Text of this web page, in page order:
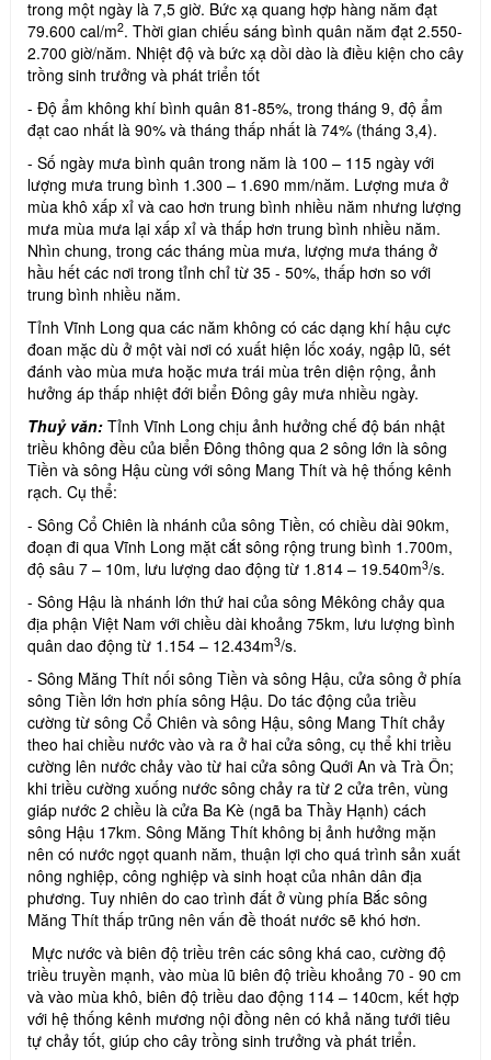
trong một ngày là 7,5 giờ. Bức xạ quang hợp hàng năm đạt
79.600 cal/m2. Thời gian chiếu sáng bình quân năm đạt 2.550-
2.700 giờ/năm. Nhiệt độ và bức xạ dồi dào là điều kiện cho cây
trồng sinh trưởng và phát triển tốt
- Độ ẩm không khí bình quân 81-85%, trong tháng 9, độ ẩm
đạt cao nhất là 90% và tháng thấp nhất là 74% (tháng 3,4).
- Số ngày mưa bình quân trong năm là 100 – 115 ngày với
lượng mưa trung bình 1.300 – 1.690 mm/năm. Lượng mưa ở
mùa khô xấp xỉ và cao hơn trung bình nhiều năm nhưng lượng
mưa mùa mưa lại xấp xỉ và thấp hơn trung bình nhiều năm.
Nhìn chung, trong các tháng mùa mưa, lượng mưa tháng ở
hầu hết các nơi trong tỉnh chỉ từ 35 - 50%, thấp hơn so với
trung bình nhiều năm.
Tỉnh Vĩnh Long qua các năm không có các dạng khí hậu cực
đoan mặc dù ở một vài nơi có xuất hiện lốc xoáy, ngập lũ, sét
đánh vào mùa mưa hoặc mưa trái mùa trên diện rộng, ảnh
hưởng áp thấp nhiệt đới biển Đông gây mưa nhiều ngày.
Thuỷ văn: Tỉnh Vĩnh Long chịu ảnh hưởng chế độ bán nhật
triều không đều của biển Đông thông qua 2 sông lớn là sông
Tiền và sông Hậu cùng với sông Mang Thít và hệ thống kênh
rạch. Cụ thể:
- Sông Cổ Chiên là nhánh của sông Tiền, có chiều dài 90km,
đoạn đi qua Vĩnh Long mặt cắt sông rộng trung bình 1.700m,
độ sâu 7 – 10m, lưu lượng dao động từ 1.814 – 19.540m3/s.
- Sông Hậu là nhánh lớn thứ hai của sông Mêkông chảy qua
địa phận Việt Nam với chiều dài khoảng 75km, lưu lượng bình
quân dao động từ 1.154 – 12.434m3/s.
- Sông Măng Thít nối sông Tiền và sông Hậu, cửa sông ở phía
sông Tiền lớn hơn phía sông Hậu. Do tác động của triều
cường từ sông Cổ Chiên và sông Hậu, sông Mang Thít chảy
theo hai chiều nước vào và ra ở hai cửa sông, cụ thể khi triều
cường lên nước chảy vào từ hai cửa sông Quới An và Trà Ôn;
khi triều cường xuống nước sông chảy ra từ 2 cửa trên, vùng
giáp nước 2 chiều là cửa Ba Kè (ngã ba Thầy Hạnh) cách
sông Hậu 17km. Sông Măng Thít không bị ảnh hưởng mặn
nên có nước ngọt quanh năm, thuận lợi cho quá trình sản xuất
nông nghiệp, công nghiệp và sinh hoạt của nhân dân địa
phương. Tuy nhiên do cao trình đất ở vùng phía Bắc sông
Măng Thít thấp trũng nên vấn đề thoát nước sẽ khó hơn.
Mực nước và biên độ triều trên các sông khá cao, cường độ
triều truyền mạnh, vào mùa lũ biên độ triều khoảng 70 - 90 cm
và vào mùa khô, biên độ triều dao động 114 – 140cm, kết hợp
với hệ thống kênh mương nội đồng nên có khả năng tưới tiêu
tự chảy tốt, giúp cho cây trồng sinh trưởng và phát triển.